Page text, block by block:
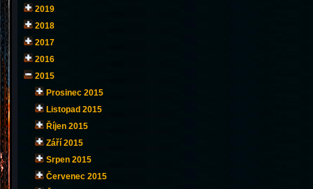
2019
2018
2017
2016
2015
Prosinec 2015
Listopad 2015
Říjen 2015
Září 2015
Srpen 2015
Červenec 2015